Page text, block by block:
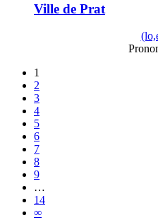
Ville de Prat
1
2
3
4
5
6
7
8
9
…
14
∞